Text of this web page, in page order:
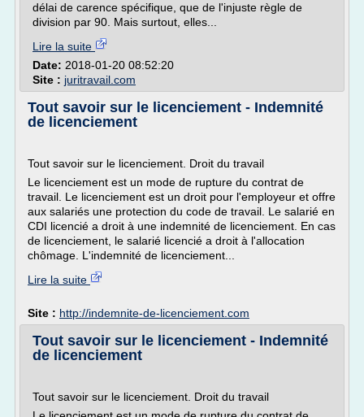
délai de carence spécifique, que de l'injuste règle de
division par 90. Mais surtout, elles...
Lire la suite
Date: 2018-01-20 08:52:20
Site : juritravail.com
Tout savoir sur le licenciement - Indemnité
de licenciement
Tout savoir sur le licenciement. Droit du travail
Le licenciement est un mode de rupture du contrat de
travail. Le licenciement est un droit pour l'employeur et offre
aux salariés une protection du code de travail. Le salarié en
CDI licencié a droit à une indemnité de licenciement. En cas
de licenciement, le salarié licencié a droit à l'allocation
chômage. L'indemnité de licenciement...
Lire la suite
Site : http://indemnite-de-licenciement.com
Tout savoir sur le licenciement - Indemnité
de licenciement
Tout savoir sur le licenciement. Droit du travail